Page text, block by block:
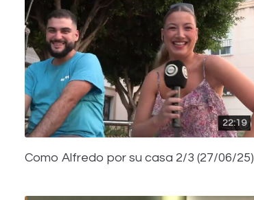
22:19
Como Alfredo por su casa 2/3 (27/06/25)